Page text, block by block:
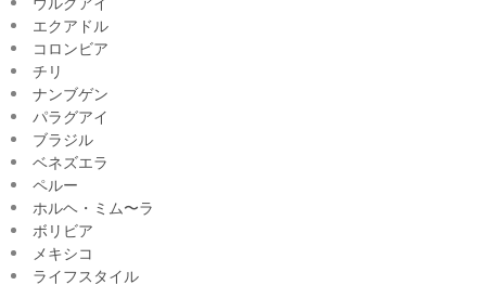
エクアドル
コロンビア
チリ
ナンブゲン
パラグアイ
ブラジル
ベネズエラ
ペルー
ホルヘ・ミム〜ラ
ボリビア
メキシコ
ライフスタイル